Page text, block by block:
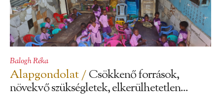
Balogh Réka
Alapgondolat /Csökkenő források,
növekvő szükségletek, elkerülhetetlen...